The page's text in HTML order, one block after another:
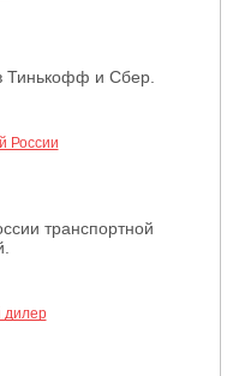
Тинькофф и Сбер.
транспортной